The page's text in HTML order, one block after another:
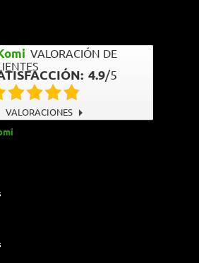
VALORACIÓN DE
4.9/5
VALORACIONES